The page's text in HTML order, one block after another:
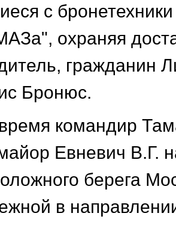
с
охраняя
гражданин
Бронюс.
командир
Евневич В.Г.
берега
в